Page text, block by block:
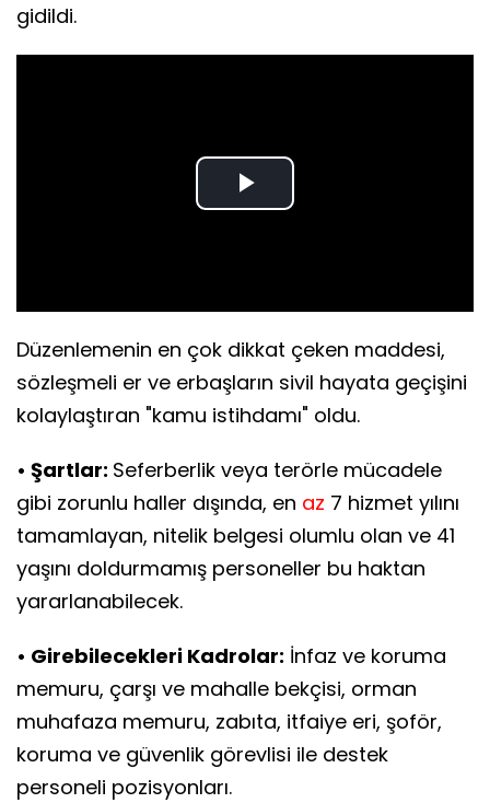
gidildi.
Play
Düzenlemenin en çok dikkat çeken maddesi,
sözleşmeli er ve erbaşların sivil hayata geçişini
kolaylaştıran "kamu istihdamı" oldu.
• Şartlar: Seferberlik veya terörle mücadele
gibi zorunlu haller dışında, en az 7 hizmet yılını
tamamlayan, nitelik belgesi olumlu olan ve 41
yaşını doldurmamış personeller bu haktan
yararlanabilecek.
• Girebilecekleri Kadrolar: İnfaz ve koruma
memuru, çarşı ve mahalle bekçisi, orman
muhafaza memuru, zabıta, itfaiye eri, şoför,
koruma ve güvenlik görevlisi ile destek
personeli pozisyonları.